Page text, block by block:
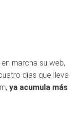
marcha su web,
días que lleva
ya acumula más